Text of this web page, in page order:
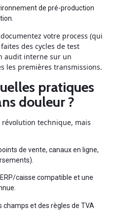
de pré-production
votre process (qui
des cycles de test
audit interne sur un
les premières transmissions.
pratiques
douleur ?
révolution technique, mais
de vente, canaux en ligne,
caisse compatible et une
champs et des règles de TVA